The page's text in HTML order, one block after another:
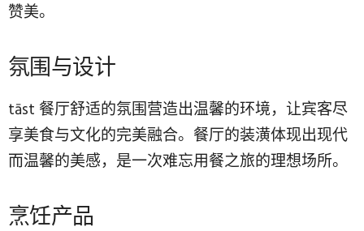
赞美。
氛围与设计
tāst 餐厅舒适的氛围营造出温馨的环境，让宾客尽
享美食与文化的完美融合。餐厅的装潢体现出现代
而温馨的美感，是一次难忘用餐之旅的理想场所。
烹饪产品